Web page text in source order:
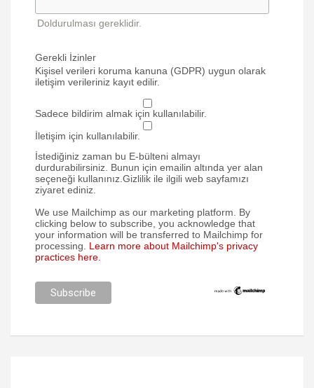
Doldurulması gereklidir.
Gerekli İzinler
Kişisel verileri koruma kanuna (GDPR) uygun olarak
iletişim verileriniz kayıt edilir.
Sadece bildirim almak için kullanılabilir.
İletişim için kullanılabilir.
İstediğiniz zaman bu E-bülteni almayı
durdurabilirsiniz. Bunun için emailin altında yer alan
seçeneği kullanınız.Gizlilik ile ilgili web sayfamızı
ziyaret ediniz.
We use Mailchimp as our marketing platform. By
clicking below to subscribe, you acknowledge that
your information will be transferred to Mailchimp for
processing. Learn more about Mailchimp's privacy
practices here.